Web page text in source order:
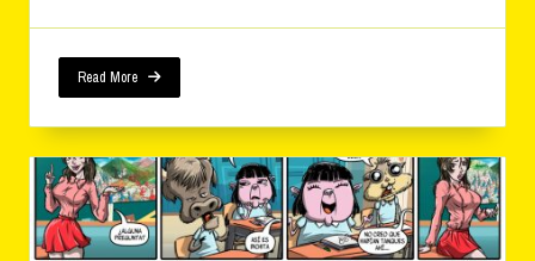
Read More